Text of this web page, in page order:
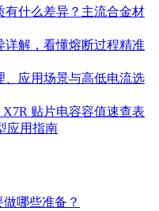
有什么差异？主流合金材
详解，看懂熔断过程精准
、应用场景与高低电流选
X7R 贴片电容容值速查表
应用指南
哪些准备？